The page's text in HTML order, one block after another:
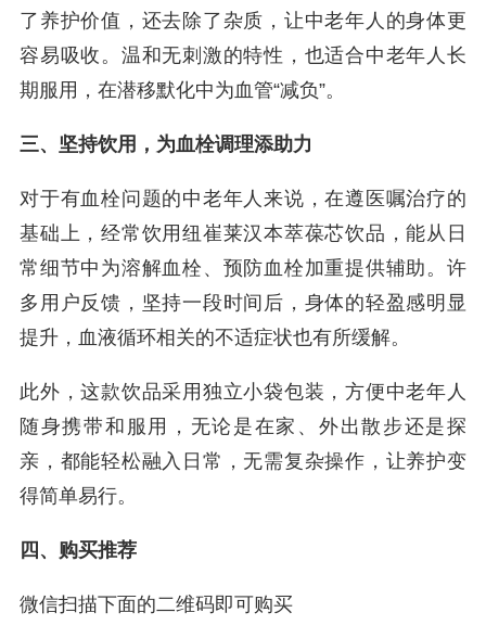
了养护价值，还去除了杂质，让中老年人的身体更
容易吸收。温和无刺激的特性，也适合中老年人长
期服用，在潜移默化中为血管“减负”。
三、坚持饮用，为血栓调理添助力
对于有血栓问题的中老年人来说，在遵医嘱治疗的
基础上，经常饮用纽崔莱汉本萃葆芯饮品，能从日
常细节中为溶解血栓、预防血栓加重提供辅助。许
多用户反馈，坚持一段时间后，身体的轻盈感明显
提升，血液循环相关的不适症状也有所缓解。
此外，这款饮品采用独立小袋包装，方便中老年人
随身携带和服用，无论是在家、外出散步还是探
亲，都能轻松融入日常，无需复杂操作，让养护变
得简单易行。
四、购买推荐
微信扫描下面的二维码即可购买